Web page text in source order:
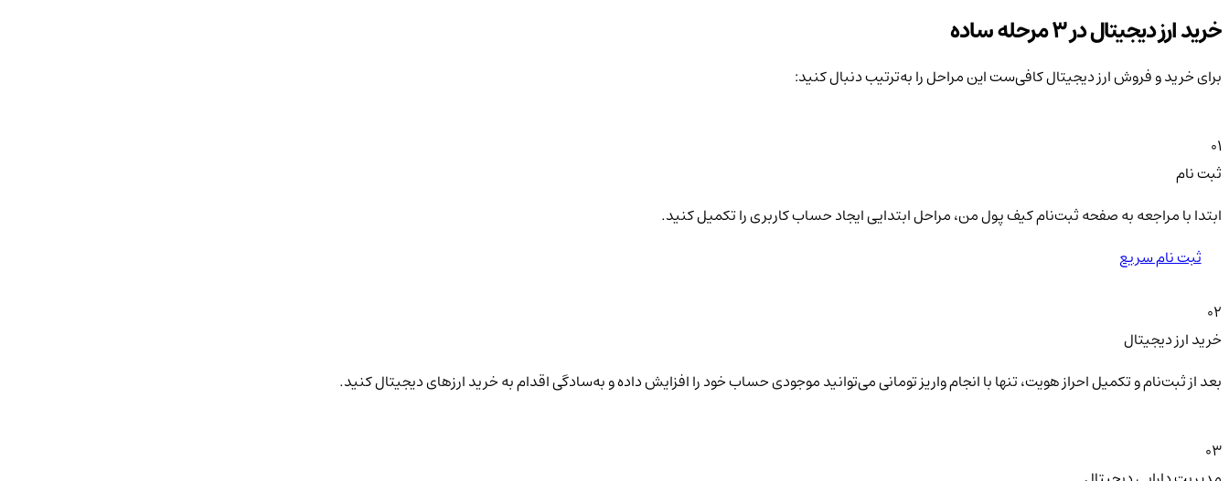
خرید ارز دیجیتال در 3 مرحله ساده
برای خرید و فروش ارز دیجیتال کافی‌ست این مراحل را به‌ترتیب دنبال کنید:
01
ثبت نام
ابتدا با مراجعه به صفحه ثبت‌نام کیف‌ پول من، مراحل ابتدایی ایجاد حساب کاربری را تکمیل کنید.
ثبت نام سریع
02
خرید ارز دیجیتال
بعد از ثبت‌نام و تکمیل احراز هویت، تنها با انجام واریز تومانی می‌توانید موجودی حساب خود را افزایش داده و به‌سادگی اقدام به خرید ارزهای دیجیتال کنید.
03